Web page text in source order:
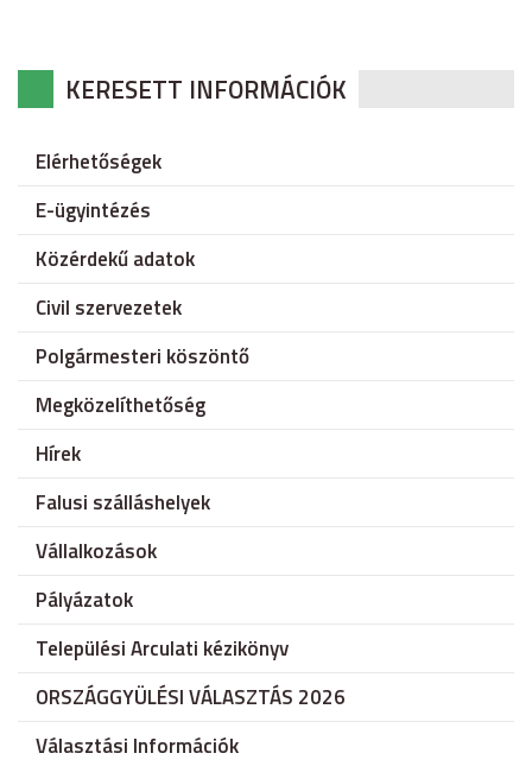
KERESETT INFORMÁCIÓK
Elérhetőségek
E-ügyintézés
Közérdekű adatok
Civil szervezetek
Polgármesteri köszöntő
Megközelíthetőség
Hírek
Falusi szálláshelyek
Vállalkozások
Pályázatok
Települési Arculati kézikönyv
ORSZÁGGYÜLÉSI VÁLASZTÁS 2026
Választási Információk